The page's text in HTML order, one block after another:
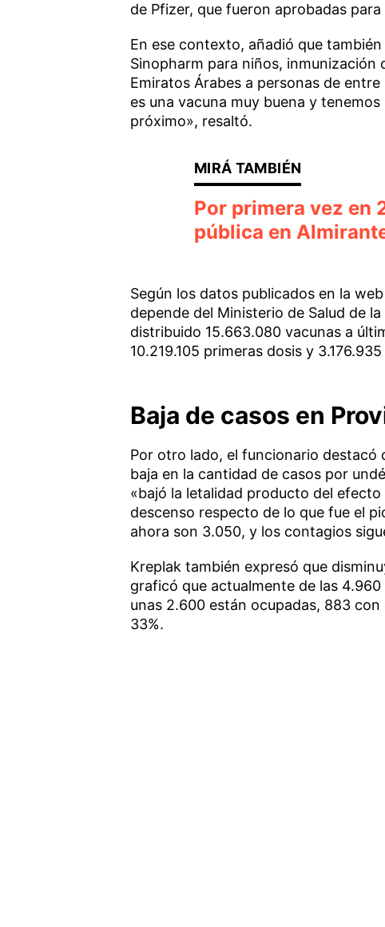
de Pfizer, que fueron aprobadas
En ese contexto, añadió que
Sinopharm para niños, inmunización
Emiratos Árabes a personas de
es una vacuna muy buena y
próximo», resaltó.
Por primera vez en
pública en
Según los datos publicados en la
depende del Ministerio de Salud de
distribuido 15.663.080 vacunas a
10.219.105 primeras dosis y
Baja de casos en
Por otro lado, el funcionario destacó
baja en la cantidad de casos por
«bajó la letalidad producto del
descenso respecto de lo que fue el
ahora son 3.050, y los contagios
Kreplak también expresó que
graficó que actualmente de las
unas 2.600 están ocupadas, 883
33%.